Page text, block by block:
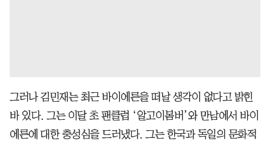
그러나 김민재는 최근 바이에른을 떠날 생각이 없다고 밝힌
바 있다. 그는 이달 초 팬클럽 ‘알고이봄버’와 만남에서 바이
에른에 대한 충성심을 드러냈다. 그는 한국과 독일의 문화적